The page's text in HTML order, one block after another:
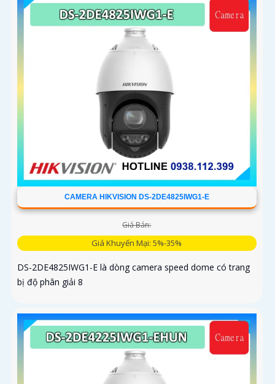
CAMERA HIKVISION DS-2DE4825IWG1-E
Giá Bán:
Giá Khuyến Mại: 5%-35%
DS-2DE4825IWG1-E là dòng camera speed dome có trang
bị độ phân giải 8